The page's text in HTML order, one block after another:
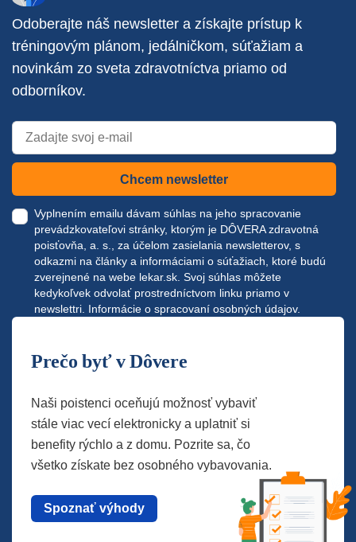
Odoberajte náš newsletter a získajte prístup k
tréningovým plánom, jedálničkom, súťažiam a
novinkám zo sveta zdravotníctva priamo od
odborníkov.
Chcem newsletter
Vyplnením emailu dávam súhlas na jeho spracovanie
prevádzkovateľovi stránky, ktorým je DÔVERA zdravotná
poisťovňa, a. s., za účelom zasielania newsletterov, s
odkazmi na články a informáciami o súťažiach, ktoré budú
zverejnené na webe lekar.sk . Svoj súhlas môžete
kedykoľvek odvolať prostredníctvom linku priamo v
newslettri. Informácie o spracovaní osobných údajov.
Prečo byť v Dôvere
Naši poistenci oceňujú možnosť vybaviť
stále viac vecí elektronicky a uplatniť si
benefity rýchlo a z domu. Pozrite sa, čo
všetko získate bez osobného vybavovania.
Spoznať výhody